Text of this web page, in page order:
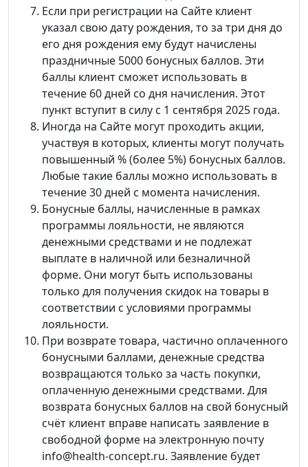
Если при регистрации на Сайте клиент
указал свою дату рождения, то за три дня до
его дня рождения ему будут начислены
праздничные 5000 бонусных баллов. Эти
баллы клиент сможет использовать в
течение 60 дней со дня начисления. Этот
пункт вступит в силу с 1 сентября 2025 года.
Иногда на Сайте могут проходить акции,
участвуя в которых, клиенты могут получать
повышенный % (более 5%) бонусных баллов.
Любые такие баллы можно использовать в
течение 30 дней с момента начисления.
Бонусные баллы, начисленные в рамках
программы лояльности, не являются
денежными средствами и не подлежат
выплате в наличной или безналичной
форме. Они могут быть использованы
только для получения скидок на товары в
соответствии с условиями программы
лояльности.
При возврате товара, частично оплаченного
бонусными баллами, денежные средства
возвращаются только за часть покупки,
оплаченную денежными средствами. Для
возврата бонусных баллов на свой бонусный
счёт клиент вправе написать заявление в
свободной форме на электронную почту
info@health-concept.ru. Заявление будет